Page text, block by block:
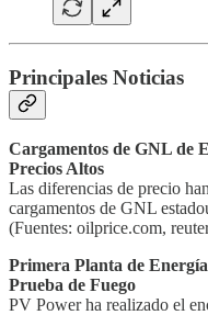
Principales Noticias
Cargamentos de GNL de
Precios Altos
Las diferencias de precio
cargamentos de GNL
(Fuentes: oilprice.com,
Primera Planta de
Prueba de Fuego
PV Power ha realizado el